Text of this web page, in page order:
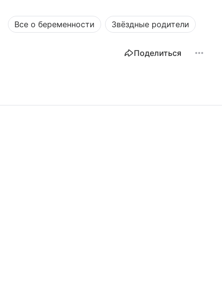
Все о беременности Звёздные родители
Поделиться